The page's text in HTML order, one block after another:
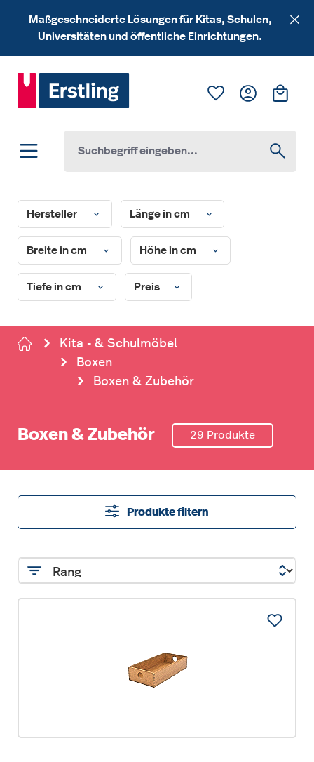
Zum Hauptinhalt springen
Maßgeschneiderte Lösungen für Kitas, Schulen,
Universitäten und öffentliche Einrichtungen.
Du hast 0
Hersteller Länge in cm
Breite in cm Höhe in cm
Tiefe in cm Preis
Kita - & Schulmöbel
Boxen
Boxen & Zubehör
Boxen & Zubehör 29 Produkte
Produkte filtern